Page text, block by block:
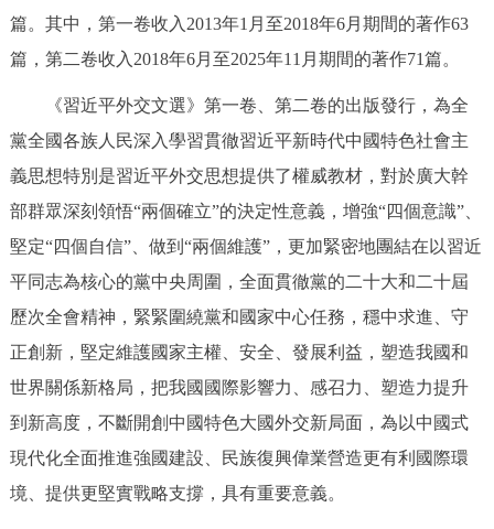
北京概況 十六區概覽 人文北京
綠色北京 圖説北京 視頻北京
多語種
ENGLISH 한국어 日本語
DEUTSCH FRANÇAIS РУССКИЙ ЯЗЫК
ITALIANO
篇。其中，第一卷收入2013年1月至2018年6月期間的著作63
篇，第二卷收入2018年6月至2025年11月期間的著作71篇。
《習近平外交文選》第一卷、第二卷的出版發行，為全
黨全國各族人民深入學習貫徹習近平新時代中國特色社會主
義思想特別是習近平外交思想提供了權威教材，對於廣大幹
部群眾深刻領悟“兩個確立”的決定性意義，增強“四個意識”、
堅定“四個自信”、做到“兩個維護”，更加緊密地團結在以習近
平同志為核心的黨中央周圍，全面貫徹黨的二十大和二十屆
歷次全會精神，緊緊圍繞黨和國家中心任務，穩中求進、守
正創新，堅定維護國家主權、安全、發展利益，塑造我國和
世界關係新格局，把我國國際影響力、感召力、塑造力提升
到新高度，不斷開創中國特色大國外交新局面，為以中國式
現代化全面推進強國建設、民族復興偉業營造更有利國際環
境、提供更堅實戰略支撐，具有重要意義。